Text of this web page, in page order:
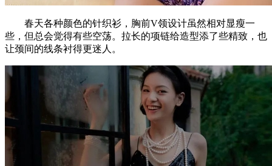
春天各种颜色的针织衫，胸前V领设计虽然相对显瘦一
些，但总会觉得有些空荡。拉长的项链给造型添了些精致，也
让颈间的线条衬得更迷人。